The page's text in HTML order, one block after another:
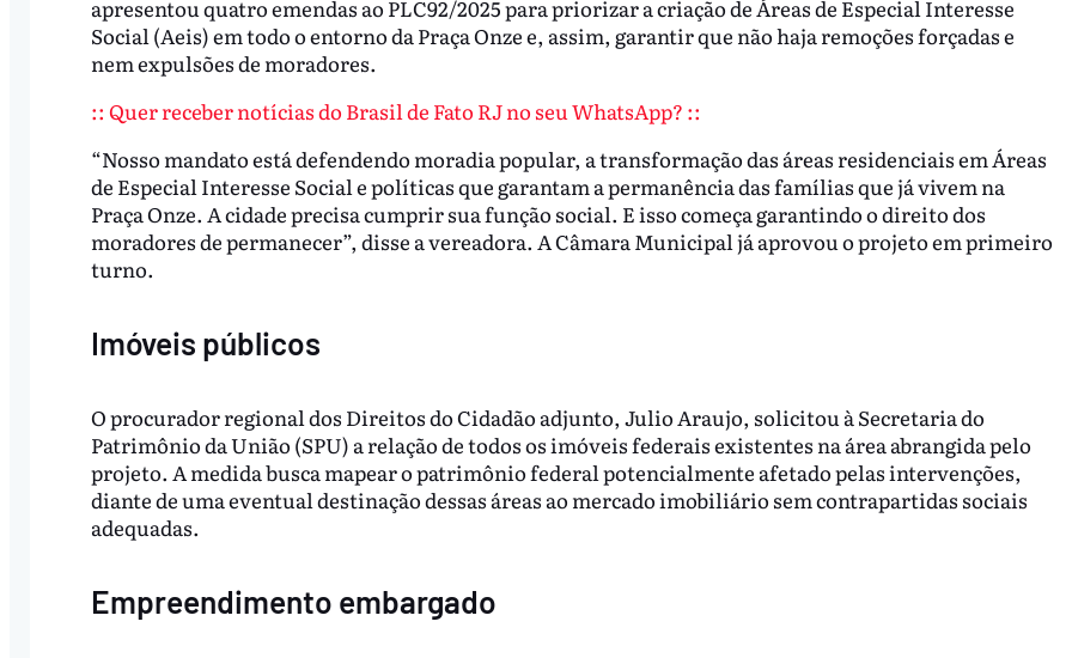
apresentou quatro emendas ao PLC92/2025 para priorizar a criação de Áreas de Especial Interesse
Social (Aeis) em todo o entorno da Praça Onze e, assim, garantir que não haja remoções forçadas e
nem expulsões de moradores.
:: Quer receber notícias do Brasil de Fato RJ no seu WhatsApp? ::
“Nosso mandato está defendendo moradia popular, a transformação das áreas residenciais em Áreas
de Especial Interesse Social e políticas que garantam a permanência das famílias que já vivem na
Praça Onze. A cidade precisa cumprir sua função social. E isso começa garantindo o direito dos
moradores de permanecer”, disse a vereadora. A Câmara Municipal já aprovou o projeto em primeiro
turno.
Imóveis públicos
O procurador regional dos Direitos do Cidadão adjunto, Julio Araujo, solicitou à Secretaria do
Patrimônio da União (SPU) a relação de todos os imóveis federais existentes na área abrangida pelo
projeto. A medida busca mapear o patrimônio federal potencialmente afetado pelas intervenções,
diante de uma eventual destinação dessas áreas ao mercado imobiliário sem contrapartidas sociais
adequadas.
Empreendimento embargado